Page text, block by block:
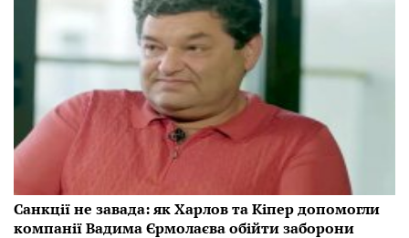
Санкції не завада: як Харлов та Кіпер допомогли
компанії Вадима Єрмолаєва обійти заборони